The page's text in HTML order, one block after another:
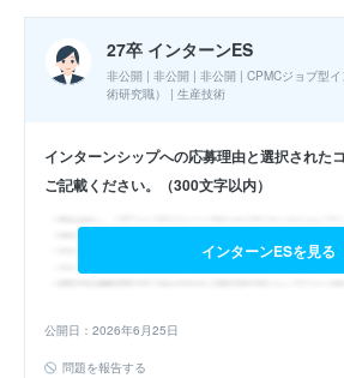
実施時期 : 2026年3月開催 / 期間 : 1日間 / イ
工場見学 / コース : 工場見学 / 職種 : 生産技術
参加人数 : 30人
大学名に関しては不明。
インターンシップへの参加が本選考でも有利
27卒 インターンES
非公開 | 非公開 | 非公開 | CPMCジョブ型
術研究職） | 生産技術
インターンシップへの応募理由と選択された
ご記載ください。（300文字以内）
インターンESを見る
公開日：2026年6月25日
問題を報告する